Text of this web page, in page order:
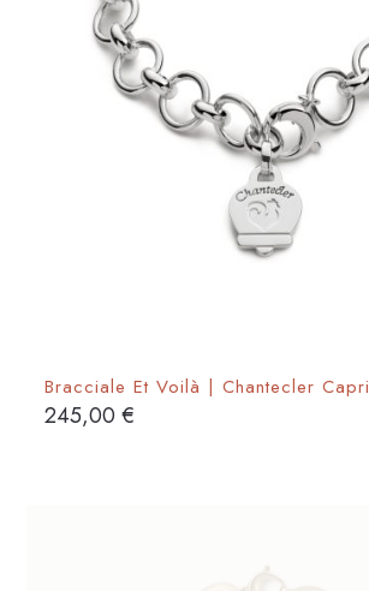
Bracciale Et Voilà | Chantecler Capri
245,00€